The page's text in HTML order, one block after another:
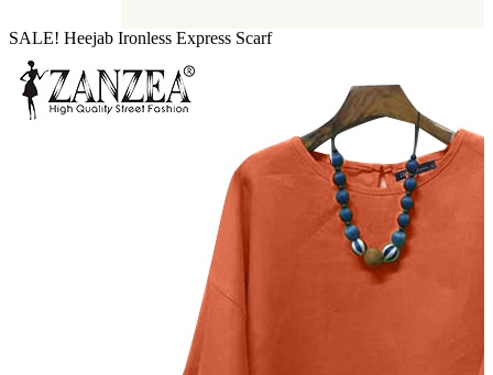
SALE! Heejab Ironless Express Scarf